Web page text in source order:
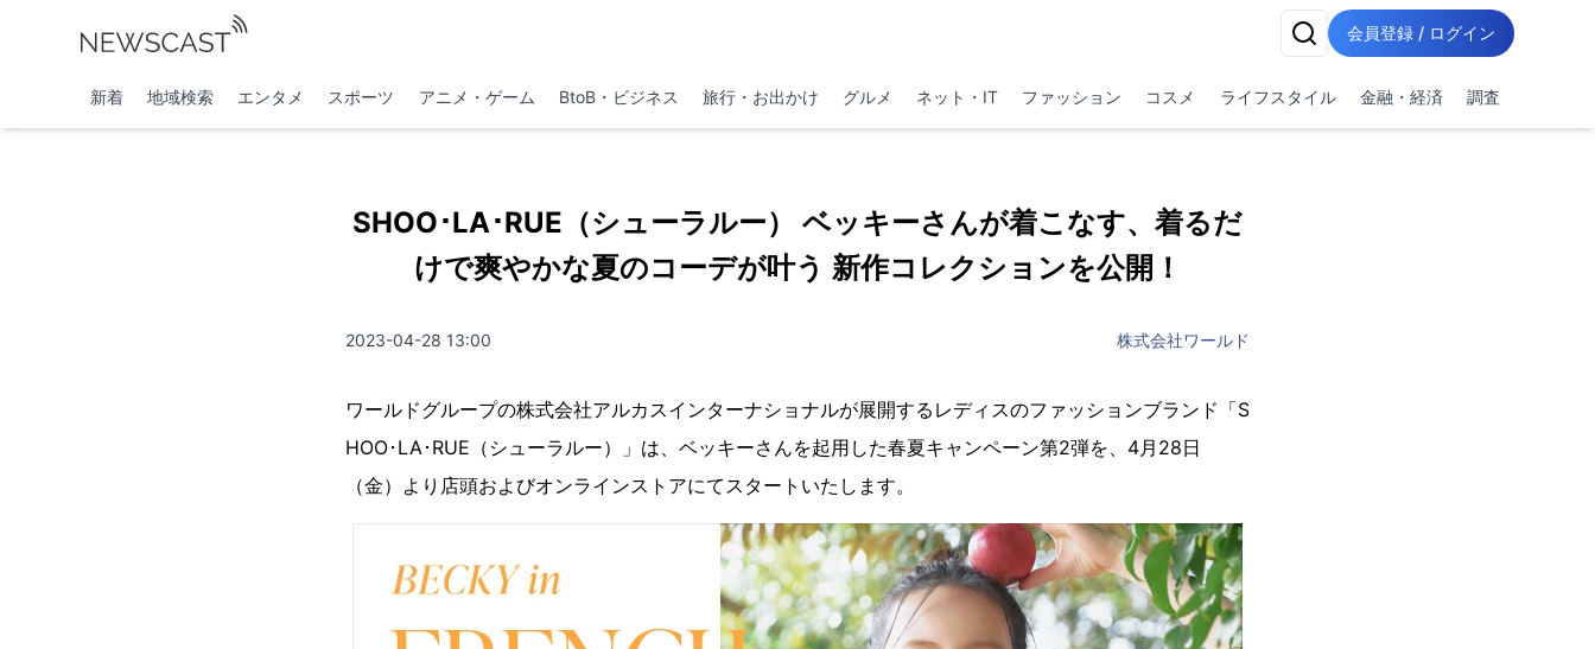
会員登録 / ログイン
新着 地域検索 エンタメ スポーツ アニメ・ゲーム BtoB・ビジネス 旅行・お出かけ グルメ ネット・IT ファッション コスメ ライフスタイル 金融・経済 調査
SHOO･LA･RUE（シューラルー） ベッキーさんが着こなす、着るだ
けで爽やかな夏のコーデが叶う 新作コレクションを公開！
2023-04-28 13:00 株式会社ワールド
ワールドグループの株式会社アルカスインターナショナルが展開するレディスのファッションブランド「S
HOO･LA･RUE（シューラルー）」は、ベッキーさんを起用した春夏キャンペーン第2弾を、4月28日
（金）より店頭およびオンラインストアにてスタートいたします。